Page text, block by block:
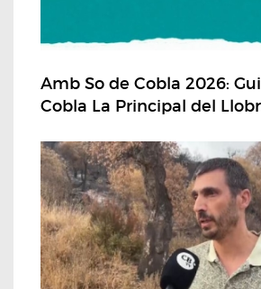
Amb So de Cobla 2026:
Cobla La Principal del